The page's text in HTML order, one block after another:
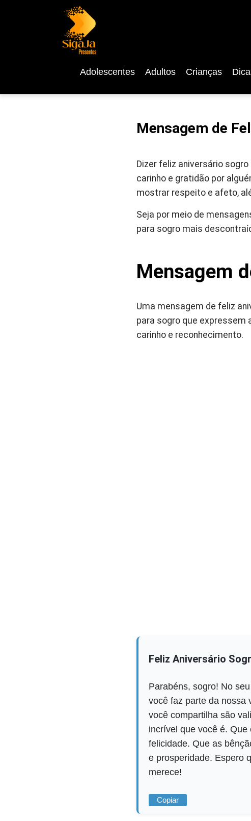
Adolescentes Adultos Crianças
Mensagem de
Dizer feliz aniversário
carinho e gratidão por
mostrar respeito e afeto,
Seja por meio de
para sogro mais
Mensagem
Uma mensagem de feliz
para sogro que expressem
carinho e reconhecimento.
Feliz Aniversário
Parabéns, sogro! No
você faz parte da nossa
você compartilha são
incrível que você é.
felicidade. Que as
e prosperidade. Espero
merece!
Copiar